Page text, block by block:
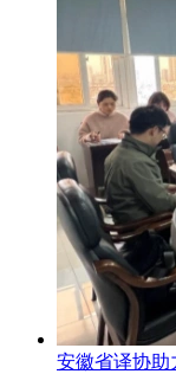
安徽省译协助